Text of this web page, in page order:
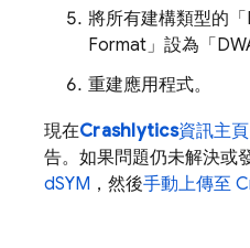
將所有建構類型的
Format」 設為「
重建應用程式。
現在Crashlytics資訊主頁
告。如果問題仍未解決或
dSYM ，然後手動上傳至